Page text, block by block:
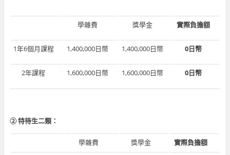
學雜費 獎學金 實際負擔額
1年6個月課程 1,400,000日幣 1,400,000日幣 0日幣
2年課程 1,600,000日幣 1,600,000日幣 0日幣
② 特待生二類：
學雜費 獎學金
實際負擔額